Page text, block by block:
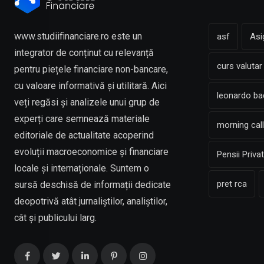
www.studiifinanciare.ro este un
integrator de conținut cu relevanță
pentru piețele financiare non-bancare,
cu valoare informativă și utilitară. Aici
veți regăsi și analizele unui grup de
experți care semnează materiale
editoriale de actualitate acoperind
evoluții macroeconomice și financiare
locale și internaționale. Suntem o
sursă deschisă de informații dedicate
deopotrivă atât jurnaliștilor, analiștilor,
cât și publicului larg.
asf
curs valutar
leonardo
morning
Pensii
pret rca